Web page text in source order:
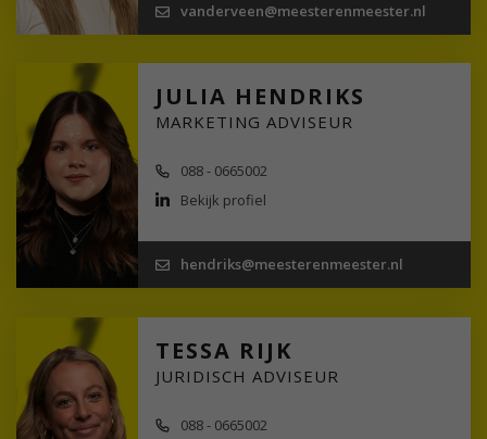
vanderveen@meesterenmeester.nl
JULIA HENDRIKS
MARKETING ADVISEUR
088 - 0665002
Bekijk profiel
hendriks@meesterenmeester.nl
TESSA RIJK
JURIDISCH ADVISEUR
088 - 0665002